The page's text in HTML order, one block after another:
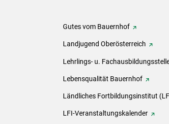
Gutes vom Bauernhof
Landjugend Oberösterreich
Lehrlings- u.
Lebensqualität Bauernhof
Ländliches Fortbildungsinstitut
LFI-Veranstaltungskalender